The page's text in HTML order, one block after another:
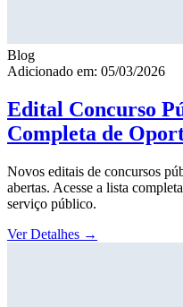
Blog
Adicionado em: 05/03/2026
Edital Concurso
Completa de
Novos editais de concursos
abertas. Acesse a lista
serviço público.
Ver Detalhes →